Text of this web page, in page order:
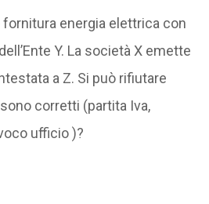
energia elettrica con
Y. La società X emette
a Z. Si può rifiutare
corretti (partita Iva,
ufficio )?